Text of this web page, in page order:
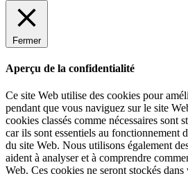
Fermer
Aperçu de la confidentialité
Ce site Web utilise des cookies pour
pendant que vous naviguez sur le site
cookies classés comme nécessaires sont
car ils sont essentiels au fonctionnement
du site Web. Nous utilisons également
aident à analyser et à comprendre
Web. Ces cookies ne seront stockés